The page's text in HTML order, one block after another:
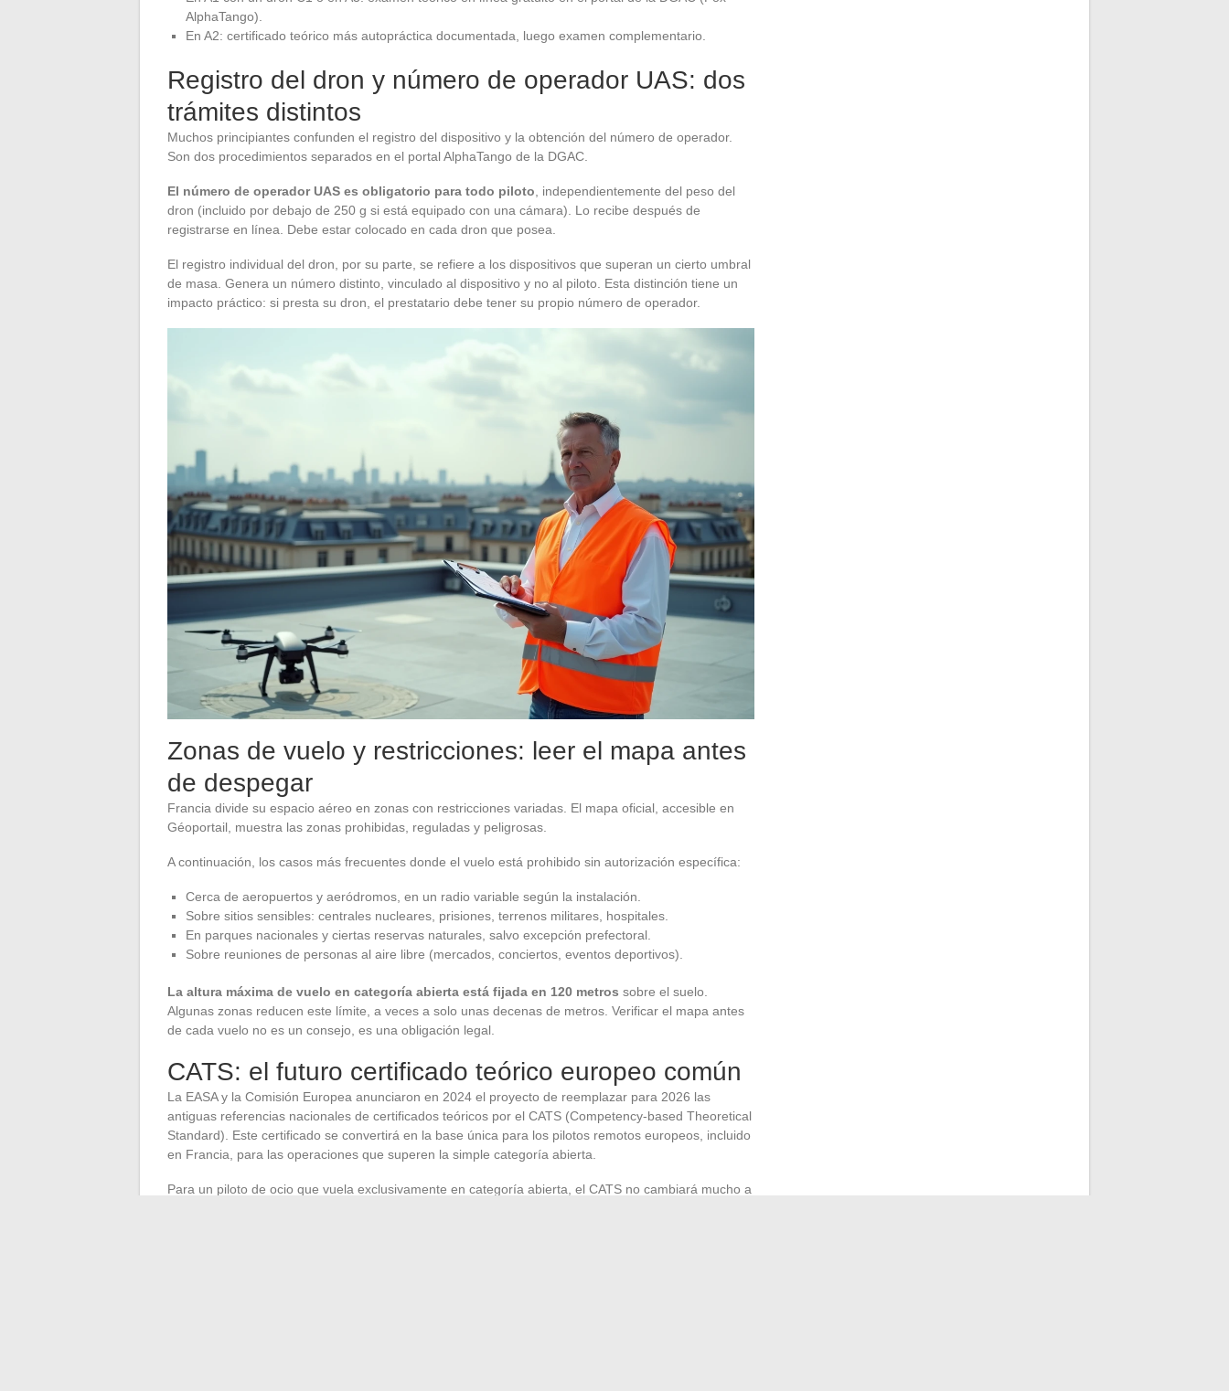
AlphaTango).
En A2: certificado teórico más autopráctica documentada, luego examen complementario.
Registro del dron y número de operador UAS: dos
trámites distintos
Muchos principiantes confunden el registro del dispositivo y la obtención del número de operador.
Son dos procedimientos separados en el portal AlphaTango de la DGAC.
El número de operador UAS es obligatorio para todo piloto , independientemente del peso del
dron (incluido por debajo de 250 g si está equipado con una cámara). Lo recibe después de
registrarse en línea. Debe estar colocado en cada dron que posea.
El registro individual del dron, por su parte, se refiere a los dispositivos que superan un cierto umbral
de masa. Genera un número distinto, vinculado al dispositivo y no al piloto. Esta distinción tiene un
impacto práctico: si presta su dron, el prestatario debe tener su propio número de operador.
Zonas de vuelo y restricciones: leer el mapa antes
de despegar
Francia divide su espacio aéreo en zonas con restricciones variadas. El mapa oficial, accesible en
Géoportail, muestra las zonas prohibidas, reguladas y peligrosas.
A continuación, los casos más frecuentes donde el vuelo está prohibido sin autorización específica:
Cerca de aeropuertos y aeródromos, en un radio variable según la instalación.
Sobre sitios sensibles: centrales nucleares, prisiones, terrenos militares, hospitales.
En parques nacionales y ciertas reservas naturales, salvo excepción prefectoral.
Sobre reuniones de personas al aire libre (mercados, conciertos, eventos deportivos).
La altura máxima de vuelo en categoría abierta está fijada en 120 metros sobre el suelo.
Algunas zonas reducen este límite, a veces a solo unas decenas de metros. Verificar el mapa antes
de cada vuelo no es un consejo, es una obligación legal.
CATS: el futuro certificado teórico europeo común
La EASA y la Comisión Europea anunciaron en 2024 el proyecto de reemplazar para 2026 las
antiguas referencias nacionales de certificados teóricos por el CATS (Competency-based Theoretical
Standard). Este certificado se convertirá en la base única para los pilotos remotos europeos, incluido
en Francia, para las operaciones que superen la simple categoría abierta.
Para un piloto de ocio que vuela exclusivamente en categoría abierta, el CATS no cambiará mucho a